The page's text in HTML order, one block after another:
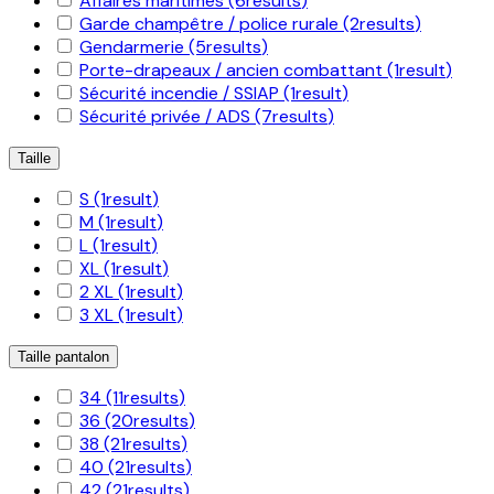
Garde champêtre / police rurale (2results)
Gendarmerie (5results)
Porte-drapeaux / ancien combattant (1result)
Sécurité incendie / SSIAP (1result)
Sécurité privée / ADS (7results)
Taille
S (1result)
M(1result)
L(1result)
XL(1result)
2 XL(1result)
3 XL(1result)
Taille pantalon
34 (11results)
36 (20results)
38 (21results)
40 (21results)